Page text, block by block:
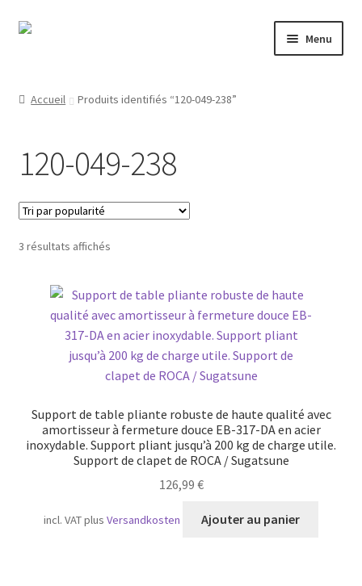
Aller
Aller
Menu
Protection des données
Droit de rétractation
Contact
Mentions légales
CONDITIONS GÉNÉRALES DE VENTE
Transport maritime
Accueil Produits identifiés “120-049-238”
120-049-238
3 résultats affichésTrié
Support de table pliante robuste de haute qualité avec
amortisseur à fermeture douce EB-317-DA en acier
inoxydable. Support pliant jusqu’à 200 kg de charge utile.
Support de clapet de ROCA / Sugatsune
126,99 €
incl. VATplusVersandkosten Ajouter au panier